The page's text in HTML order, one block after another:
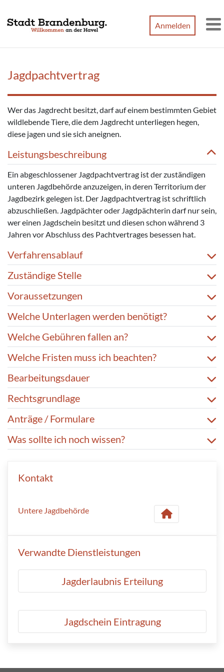
Anmelden
Jagdpachtvertrag
Wer das Jagdrecht besitzt, darf auf einem bestimmten Gebiet
wildlebende Tiere, die dem Jagdrecht unterliegen hegen,
diese jagen und sie sich aneignen.
Leistungsbeschreibung
Ein abgeschlossener Jagdpachtvertrag ist der zuständigen
unteren Jagdbehörde anzuzeigen, in deren Territorium der
Jagdbezirk gelegen ist. Der Jagdpachtvertrag ist schriftlich
abzuschließen. Jagdpächter oder Jagdpächterin darf nur sein,
wer einen Jagdschein besitzt und diesen schon während 3
Jahren vor Abschluss des Pachtvertrages besessen hat.
Verfahrensablauf
Zuständige Stelle
Voraussetzungen
Welche Unterlagen werden benötigt?
Welche Gebühren fallen an?
Welche Fristen muss ich beachten?
Bearbeitungsdauer
Rechtsgrundlage
Anträge / Formulare
Was sollte ich noch wissen?
Kontakt
Untere Jagdbehörde
Verwandte Dienstleistungen
Jagderlaubnis Erteilung
Jagdschein Eintragung